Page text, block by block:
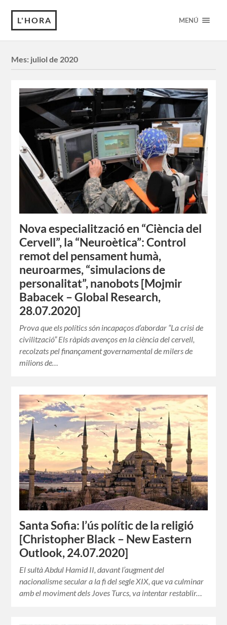
L'HORA MENÚ
Mes: juliol de 2020
Nova especialització en “Ciència del
Cervell”, la “Neuroètica”: Control
remot del pensament humà,
neuroarmes, “simulacions de
personalitat”, nanobots [Mojmir
Babacek – Global Research,
28.07.2020]
Prova que els polítics són incapaços d’abordar “La crisi de
civilització” Els ràpids avenços en la ciència del cervell,
recolzats pel finançament governamental de milers de
milions de…
Santa Sofia: l’ús polític de la religió
[Christopher Black – New Eastern
Outlook, 24.07.2020]
El sultà Abdul Hamid II, davant l’augment del
nacionalisme secular a la fi del segle XIX, que va culminar
amb el moviment dels Joves Turcs, va intentar restablir…